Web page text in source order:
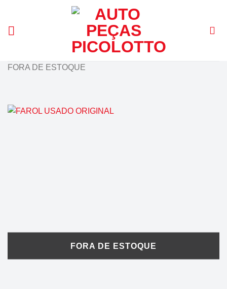
FORA DE ESTOQUE